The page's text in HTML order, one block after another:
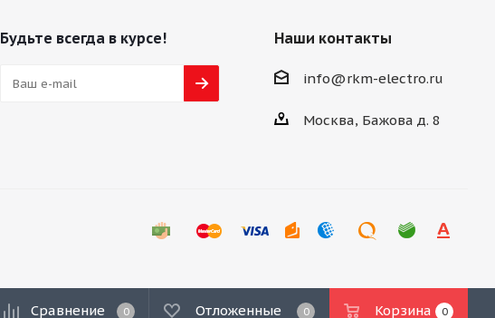
Будьте всегда в курсе! Наши контакты
info@rkm-electro.ru
Москва, Бажова д. 8
Сравнение 0 Отложенные 0 Корзина 0